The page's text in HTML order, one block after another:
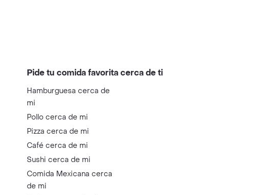
Pide tu comida favorita cerca de ti
Hamburguesa cerca de
mi
Pollo cerca de mi
Pizza cerca de mi
Café cerca de mi
Sushi cerca de mi
Comida Mexicana cerca
de mi